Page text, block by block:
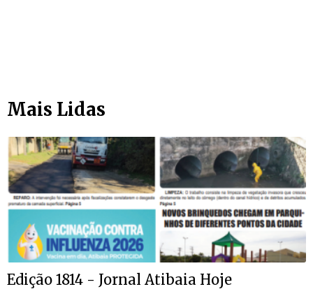
Mais Lidas
Edição 1814 - Jornal Atibaia Hoje